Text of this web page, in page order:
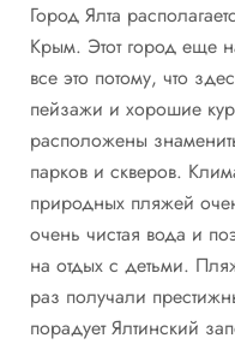
Город Ялта
Крым. Этот город еще
все это потому, что
пейзажи и хорошие
расположены
парков и скверов.
природных пляжей
очень чистая вода и
на отдых с детьми.
раз получали
порадует Ялтинский